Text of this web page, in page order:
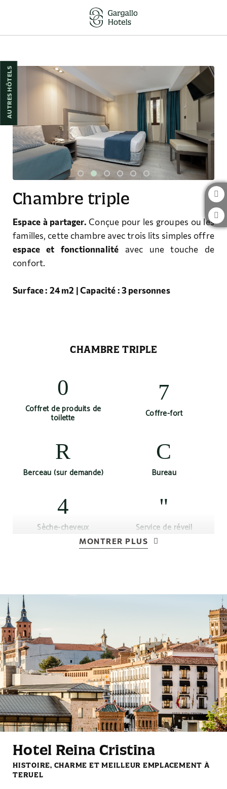
Chambre triple
Espace à partager.Conçue pour les groupes ou les
familles, cette chambre avec trois lits simples offre
espace et fonctionnalité avec une touche de
confort.
Surface : 24 m2 | Capacité : 3 personnes
CHAMBRE TRIPLE
Coffret de produits de
toilette Coffre-fort
Berceau (sur demande) Bureau
Sèche-cheveux Service de réveil
Climatisation ou
chauffage selon la saison Plateau de courtoisie
Bouteille d'eau gratuite Mini-frigo
Lampes de lecture Set de café et thé de
MONTRER PLUS
Hotel Reina Cristina
HISTOIRE, CHARME ET MEILLEUR EMPLACEMENT À
TERUEL
AUTRES HÔTELS